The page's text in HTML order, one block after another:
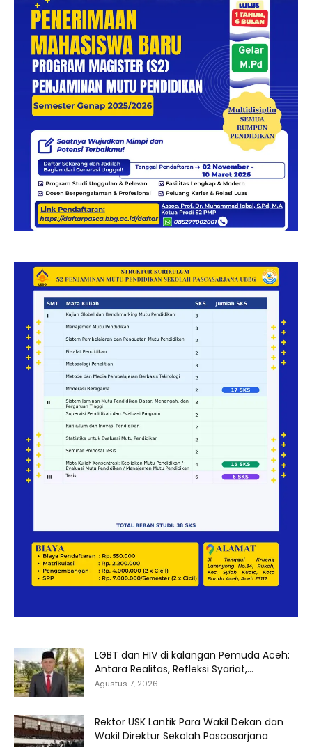
LGBT dan HIV di kalangan Pemuda Aceh:
Antara Realitas, Refleksi Syariat,...
Agustus 7, 2026
Rektor USK Lantik Para Wakil Dekan dan
Wakil Direktur Sekolah Pascasarjana